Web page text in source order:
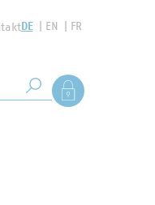
DE EN FR
Suche starten
Als Mitglied